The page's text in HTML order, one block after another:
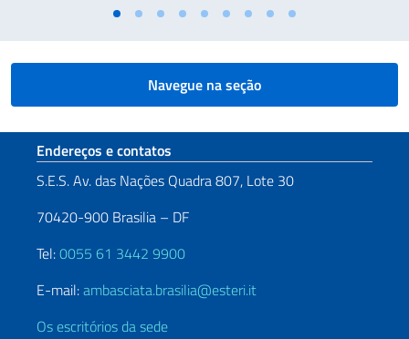
Navegue na seção
Seção de rodapé
Endereços e contatos
S.E.S. Av. das Nações Quadra 807, Lote 30
70420-900 Brasilia – DF
Tel:0055 61 3442 9900
E-mail:ambasciata.brasilia@esteri.it
Os escritórios da sede